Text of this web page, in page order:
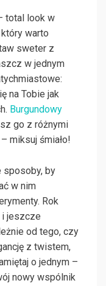
total look w
warto
sweter z
w jednym
na Tobie jak
Burgundowy
go z różnymi
miksuj śmiało!
sposoby, by
w nim
Rok
i jeszcze
od tego, czy
z twistem,
o jednym –
nowy wspólnik